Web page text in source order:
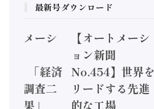
最新号ダウンロード
トメーシ
】「経済
態調査二
結果」
【オートメーシ
ョン新聞
No.454】世界を
リードする先進
的な工場